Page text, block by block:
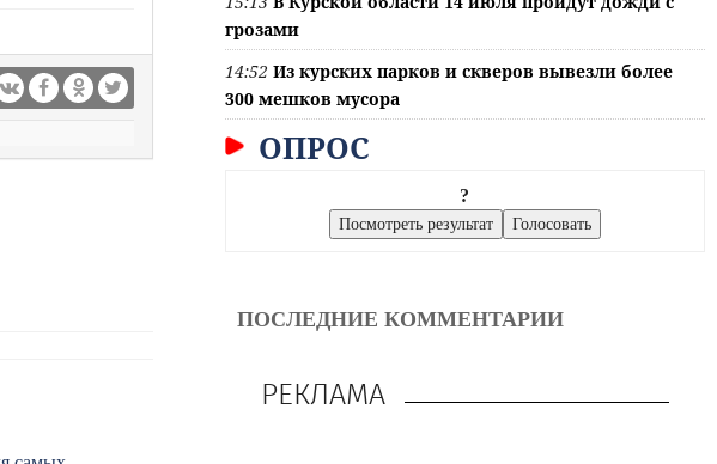
грозами
14:52 Из курских парков и скверов вывезли более
300 мешков мусора
ОПРОС
?
ПОСЛЕДНИЕ КОММЕНТАРИИ
РЕКЛАМА